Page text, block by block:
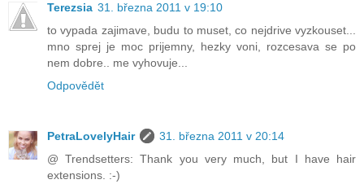
Terezsia 31. března 2011 v 19:10
to vypada zajimave, budu to muset, co nejdrive vyzkouset...
mno sprej je moc prijemny, hezky voni, rozcesava se po
nem dobre.. me vyhovuje...
Odpovědět
PetraLovelyHair
31. března 2011 v 20:14
@ Trendsetters: Thank you very much, but I have hair
extensions. :-)